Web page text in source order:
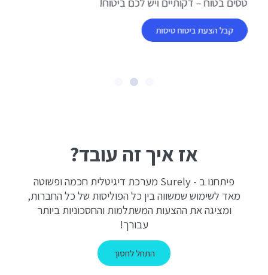
קבל הצעת ביטוח טיסות
אז איך זה עובד?
פיתחנו ב - Surely מערכת דיגיטלית חכמה ופשוטה
מאד לשימוש שמשווה בין כל הפוליסות של כל החברות,
ומציגה את ההצעות המשתלמות והחסכוניות ביותר
עבורך!
התחל לחסוך